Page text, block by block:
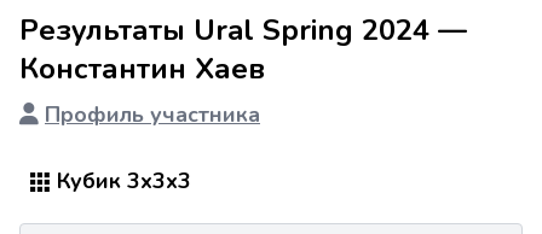
Результаты Ural Spring 2024 —
Константин Хаев
Профиль участника
Кубик 3x3x3